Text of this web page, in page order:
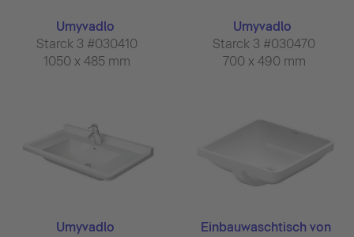
Umyvadlo
Starck 3 #030410
1050 x 485 mm
Umyvadlo
Starck 3 #030470
700 x 490 mm
Umyvadlo
Einbauwaschtisch von